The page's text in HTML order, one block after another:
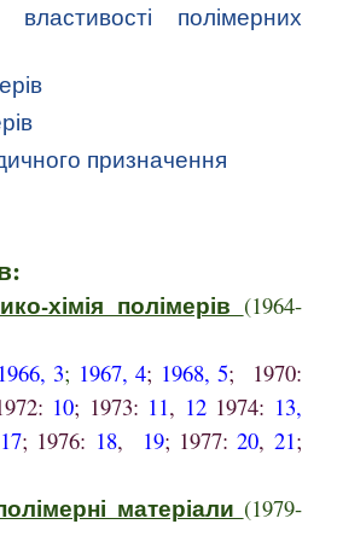
полімерних
призначення
хімія полімерів (1964-
1966, 3; 1967, 4; 1968, 5; 1970:
10; 1973: 11, 121974: 13,
17; 1976: 18, 19; 1977:20, 21;
матеріали (1979-